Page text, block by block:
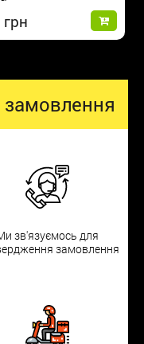
зв'язуємось для
замовлення